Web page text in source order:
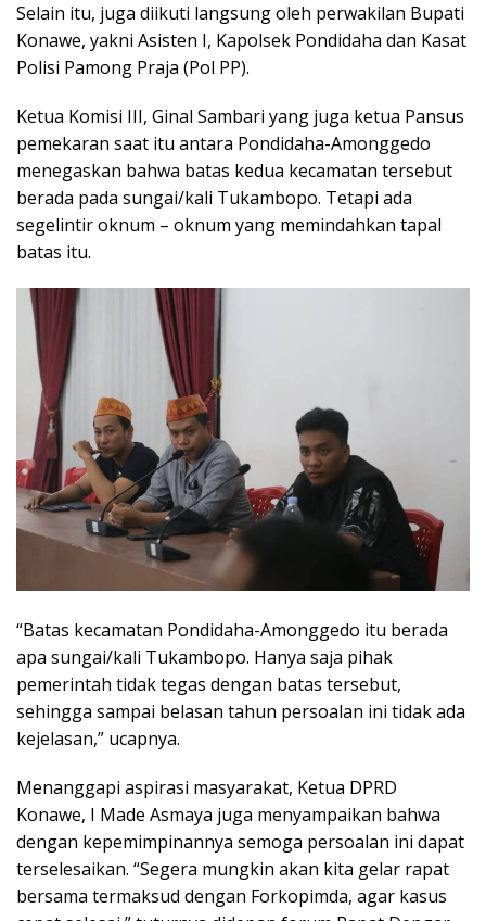
Selain itu, juga diikuti langsung oleh perwakilan Bupati
Konawe, yakni Asisten I, Kapolsek Pondidaha dan Kasat
Polisi Pamong Praja (Pol PP).
Ketua Komisi III, Ginal Sambari yang juga ketua Pansus
pemekaran saat itu antara Pondidaha-Amonggedo
menegaskan bahwa batas kedua kecamatan tersebut
berada pada sungai/kali Tukambopo. Tetapi ada
segelintir oknum – oknum yang memindahkan tapal
batas itu.
“Batas kecamatan Pondidaha-Amonggedo itu berada
apa sungai/kali Tukambopo. Hanya saja pihak
pemerintah tidak tegas dengan batas tersebut,
sehingga sampai belasan tahun persoalan ini tidak ada
kejelasan,” ucapnya.
Menanggapi aspirasi masyarakat, Ketua DPRD
Konawe, I Made Asmaya juga menyampaikan bahwa
dengan kepemimpinannya semoga persoalan ini dapat
terselesaikan. “Segera mungkin akan kita gelar rapat
bersama termaksud dengan Forkopimda, agar kasus